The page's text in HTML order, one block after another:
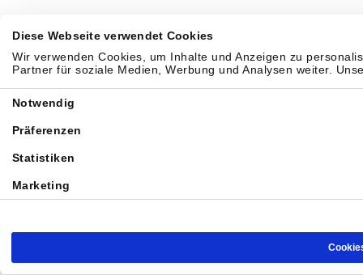
Diese Webseite verwendet Cookies
Wir verwenden Cookies, um Inhalte und Anzeigen zu
Partner für soziale Medien, Werbung und Analysen weiter.
Notwendig
Präferenzen
Statistiken
Marketing